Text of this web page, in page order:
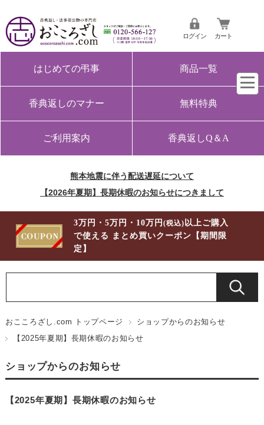
ログイン カート
はじめての弔事 商品一覧
香典返しのマナー 無料特典
ご利用案内 香典返しQ＆A
熊本地震に伴う配送遅延について
【2026年夏期】長期休暇のお知らせにつきまして
3万円・5万円・10万円(税込) 以上ご購入
で使える まとめ買いクーポン【期間限
定】
おこころざし.com トップページ
ショップからのお知らせ
【2025年夏期】長期休暇のお知らせ
ショップからのお知らせ
【2025年夏期】長期休暇のお知らせ